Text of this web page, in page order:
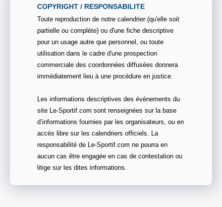
COPYRIGHT / RESPONSABILITE
Toute reproduction de notre calendrier (qu'elle soit
partielle ou complète) ou d'une fiche descriptive
pour un usage autre que personnel, ou toute
utilisation dans le cadre d'une prospection
commerciale des coordonnées diffusées donnera
immédiatement lieu à une procédure en justice.
Les informations descriptives des évènements du
site Le-Sportif.com sont renseignées sur la base
d’informations fournies par les organisateurs, ou en
accès libre sur les calendriers officiels. La
responsabilité de Le-Sportif.com ne pourra en
aucun cas être engagée en cas de contestation ou
litige sur les dites informations.